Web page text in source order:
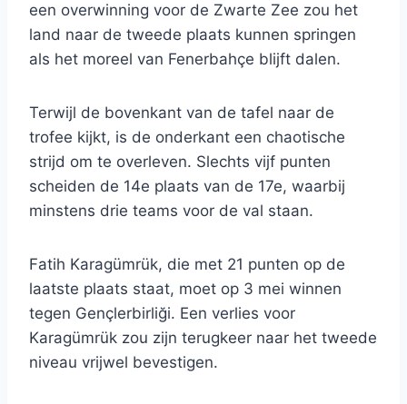
een overwinning voor de Zwarte Zee zou het
land naar de tweede plaats kunnen springen
als het moreel van Fenerbahçe blijft dalen.
Terwijl de bovenkant van de tafel naar de
trofee kijkt, is de onderkant een chaotische
strijd om te overleven. Slechts vijf punten
scheiden de 14e plaats van de 17e, waarbij
minstens drie teams voor de val staan.
Fatih Karagümrük, die met 21 punten op de
laatste plaats staat, moet op 3 mei winnen
tegen Gençlerbirliği. Een verlies voor
Karagümrük zou zijn terugkeer naar het tweede
niveau vrijwel bevestigen.